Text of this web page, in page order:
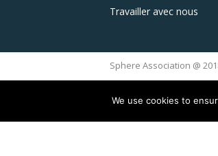
Travailler avec nous
Sphere Association @
We use cookies to